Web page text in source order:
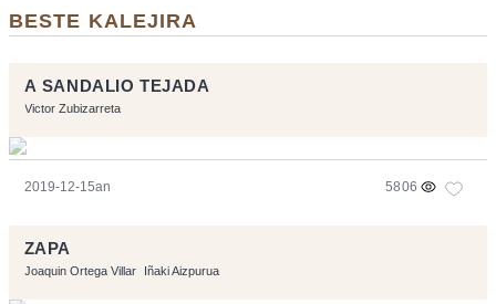
BESTE KALEJIRA
A SANDALIO TEJADA
Victor Zubizarreta
2019-12-15an 5806
ZAPA
Joaquin Ortega Villar Iñaki Aizpurua